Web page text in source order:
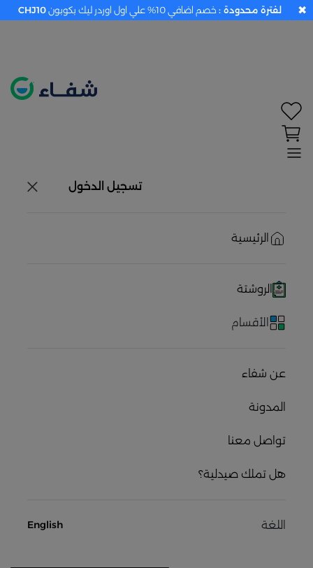
تسجيل الدخول
الرئيسية
الروشتة
الأقسام
عن شفاء
المدونة
تواصل معنا
هل تملك صيدلية؟
اللغة English
لفترة محدودة : خصم اضافي 10% علي اول اوردر ليك بكوبون CHJ10 ✖